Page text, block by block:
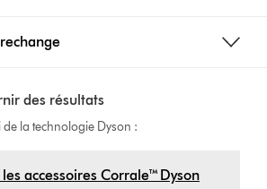
des résultats
la technologie Dyson :
accessoires Corrale™ Dyson